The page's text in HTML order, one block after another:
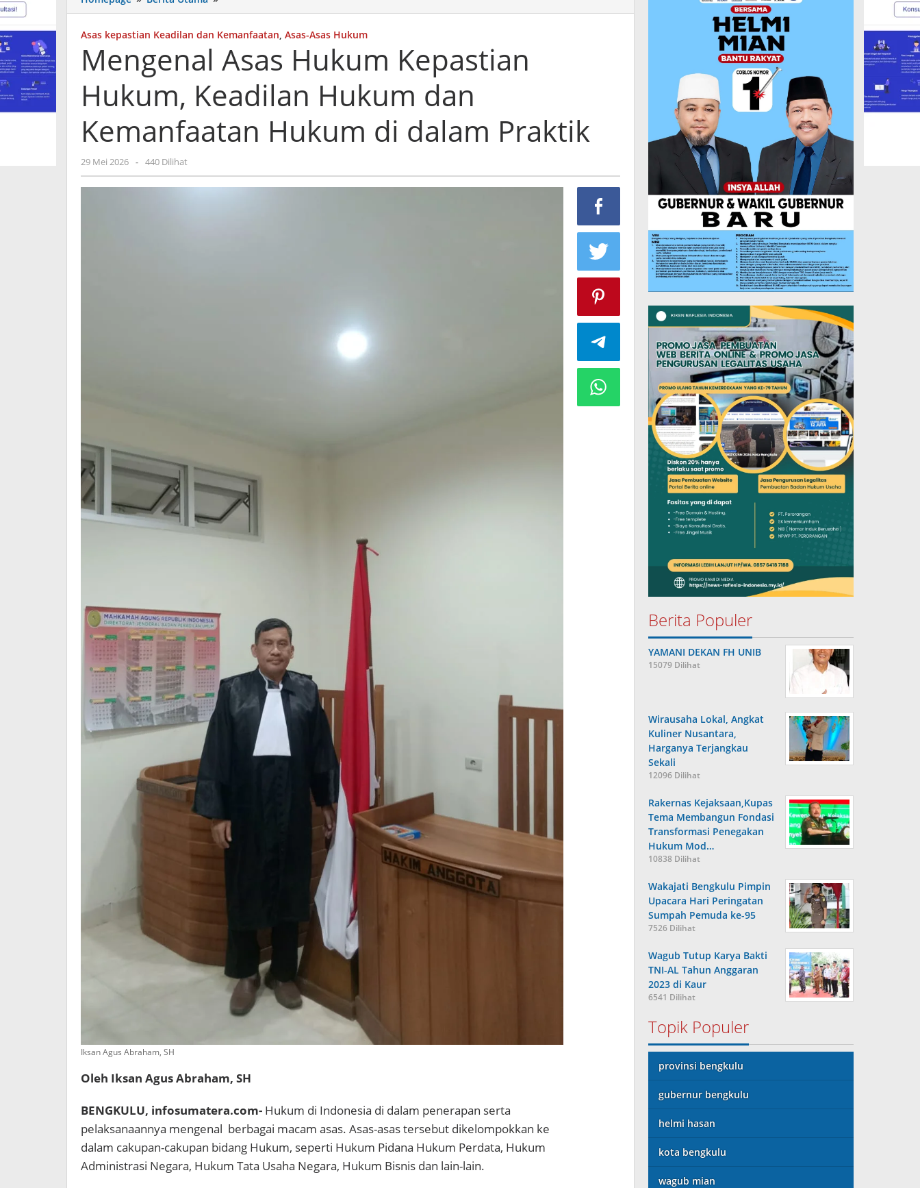
Asas
Kepastian
Hukum,
Keadilan
dan
Hukum
di
Asas kepastian Keadilan dan Kemanfaatan Asas-Asas Hukum
Mengenal Asas Hukum Kepastian
Hukum, Keadilan Hukum dan
Kemanfaatan Hukum di dalam Praktik
29 Mei 2026 oleh
admin
- 440 Dilihat
Iksan Agus Abraham, SH
Oleh Iksan Agus Abraham, SH
BENGKULU, infosumatera.com- Hukum di Indonesia di dalam penerapan serta
pelaksanaannya mengenal berbagai macam asas. Asas-asas tersebut dikelompokkan ke
dalam cakupan-cakupan bidang Hukum, seperti Hukum Pidana Hukum Perdata, Hukum
Administrasi Negara, Hukum Tata Usaha Negara, Hukum Bisnis dan lain-lain.
Berita Populer
YAMANI DEKAN FH UNIB
15079 Dilihat
Wirausaha Lokal, Angkat
Kuliner Nusantara,
Harganya Terjangkau
Sekali
12096 Dilihat
Rakernas Kejaksaan,Kupas
Tema Membangun Fondasi
Transformasi Penegakan
Hukum Mod…
10838 Dilihat
Wakajati Bengkulu Pimpin
Upacara Hari Peringatan
Sumpah Pemuda ke-95
7526 Dilihat
Wagub Tutup Karya Bakti
TNI-AL Tahun Anggaran
2023 di Kaur
6541 Dilihat
Topik Populer
provinsi bengkulu
gubernur bengkulu
helmi hasan
kota bengkulu
wagub mian